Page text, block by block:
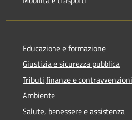
Educazione e formazione
Giustizia e sicurezza pubblica
Tributi,finanze e contravvenzioni
Ambiente
Salute, benessere e assistenza